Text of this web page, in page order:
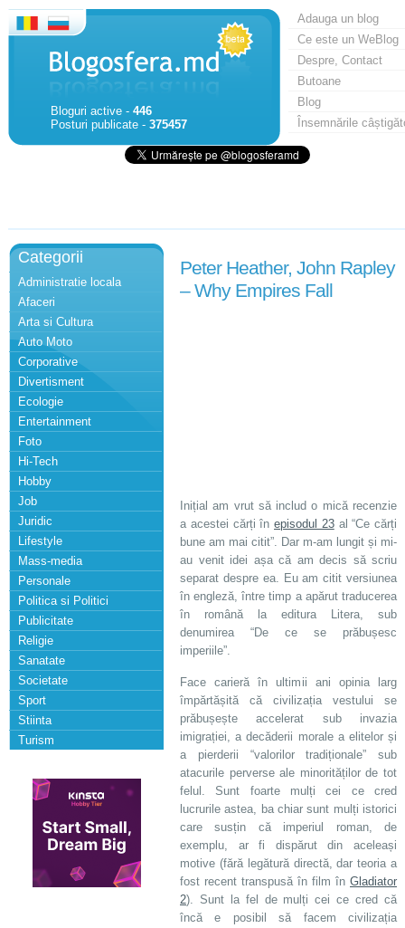
Bloguri active - 446
Posturi publicate - 375457
Adauga un blog
Ce este un WeBlog
Despre, Contact
Butoane
Blog
Însemnările
Categorii
Administratie locala
Afaceri
Arta si Cultura
Auto Moto
Corporative
Divertisment
Ecologie
Entertainment
Foto
Hi-Tech
Hobby
Job
Juridic
Lifestyle
Mass-media
Personale
Politica si Politici
Publicitate
Religie
Sanatate
Societate
Sport
Stiinta
Turism
Peter Heather, John Rapley
– Why Empires Fall
Inițial am vrut să includ o mică recenzie
a acestei cărți în episodul 23al “Ce cărți
bune am mai citit”. Dar m-am lungit și mi-
au venit idei așa că am decis să scriu
separat despre ea. Eu am citit versiunea
în engleză, între timp a apărut traducerea
în română la editura Litera, sub
denumirea “De ce se prăbușesc
imperiile”.
Face carieră în ultimii ani opinia larg
împărtășită că civilizația vestului se
prăbușește accelerat sub invazia
imigrației, a decăderii morale a elitelor și
a pierderii “valorilor tradiționale” sub
atacurile perverse ale minorităților de tot
felul. Sunt foarte mulți cei ce cred
lucrurile astea, ba chiar sunt mulți istorici
care susțin că imperiul roman, de
exemplu, ar fi dispărut din aceleași
motive (fără legătură directă, dar teoria a
fost recent transpusă în film în Gladiator
2). Sunt la fel de mulți cei ce cred că
încă e posibil să facem civilizația